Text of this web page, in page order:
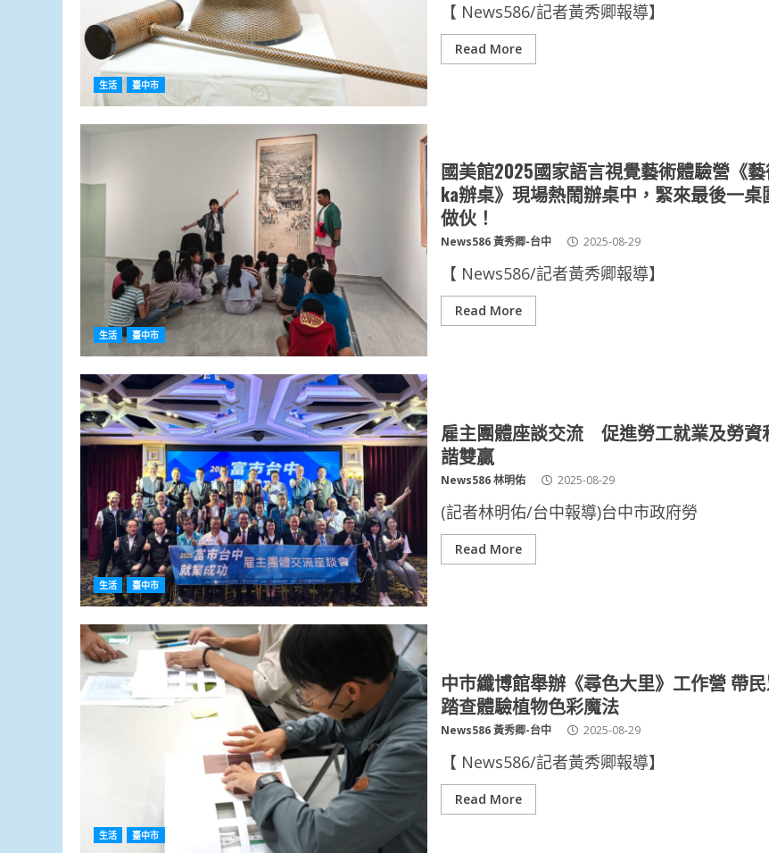
生活 臺中市
【 News586/記者黃秀卿報導】
Read More
生活 臺中市
國美館2025國家語言視覺藝術體驗營《
ka辦桌》現場熱鬧辦桌中，緊來最後一桌
做伙！
News586 黃秀卿-台中 2025-08-29
【 News586/記者黃秀卿報導】
Read More
生活 臺中市
雇主團體座談交流 促進勞工就業及勞資
諧雙贏
News586 林明佑 2025-08-29
(記者林明佑/台中報導)台中市政府勞
Read More
生活 臺中市
中巿纖博館舉辦《尋色大里》工作營 帶
踏查體驗植物色彩魔法
News586 黃秀卿-台中 2025-08-29
【 News586/記者黃秀卿報導】
Read More